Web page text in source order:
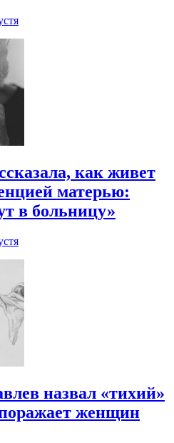
как живет
матерью:
в больницу»
назвал «тихий»
женщин